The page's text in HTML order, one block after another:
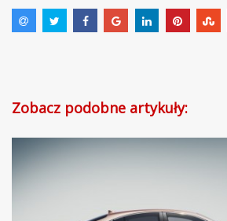
Zobacz podobne artykuły: